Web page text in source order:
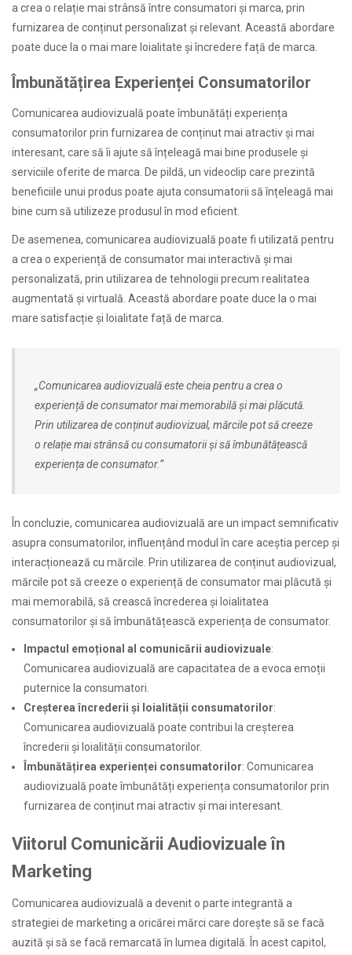
a crea o relație mai strânsă între consumatori și marca, prin
furnizarea de conținut personalizat și relevant. Această abordare
poate duce la o mai mare loialitate și încredere față de marca.
Îmbunătățirea Experienței Consumatorilor
Comunicarea audiovizuală poate îmbunătăți experiența
consumatorilor prin furnizarea de conținut mai atractiv și mai
interesant, care să îi ajute să înțeleagă mai bine produsele și
serviciile oferite de marca. De pildă, un videoclip care prezintă
beneficiile unui produs poate ajuta consumatorii să înțeleagă mai
bine cum să utilizeze produsul în mod eficient.
De asemenea, comunicarea audiovizuală poate fi utilizată pentru
a crea o experiență de consumator mai interactivă și mai
personalizată, prin utilizarea de tehnologii precum realitatea
augmentată și virtuală. Această abordare poate duce la o mai
mare satisfacție și loialitate față de marca.
„Comunicarea audiovizuală este cheia pentru a crea o
experiență de consumator mai memorabilă și mai plăcută.
Prin utilizarea de conținut audiovizual, mărcile pot să creeze
o relație mai strânsă cu consumatorii și să îmbunătățească
experiența de consumator.”
În concluzie, comunicarea audiovizuală are un impact semnificativ
asupra consumatorilor, influențând modul în care aceștia percep și
interacționează cu mărcile. Prin utilizarea de conținut audiovizual,
mărcile pot să creeze o experiență de consumator mai plăcută și
mai memorabilă, să crească încrederea și loialitatea
consumatorilor și să îmbunătățească experiența de consumator.
Impactul emoțional al comunicării audiovizuale:
Comunicarea audiovizuală are capacitatea de a evoca emoții
puternice la consumatori.
Creșterea încrederii și loialității consumatorilor:
Comunicarea audiovizuală poate contribui la creșterea
încrederii și loialității consumatorilor.
Îmbunătățirea experienței consumatorilor: Comunicarea
audiovizuală poate îmbunătăți experiența consumatorilor prin
furnizarea de conținut mai atractiv și mai interesant.
Viitorul Comunicării Audiovizuale în
Marketing
Comunicarea audiovizuală a devenit o parte integrantă a
strategiei de marketing a oricărei mărci care dorește să se facă
auzită și să se facă remarcată în lumea digitală. În acest capitol,